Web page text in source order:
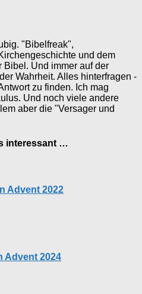
"Bibelfreak",
und dem
Bibel. Und immer auf der
Wahrheit. Alles hinterfragen -
zu finden. Ich mag
Und noch viele andere
aber die "Versager und
interessant …
Advent 2022
Advent 2024